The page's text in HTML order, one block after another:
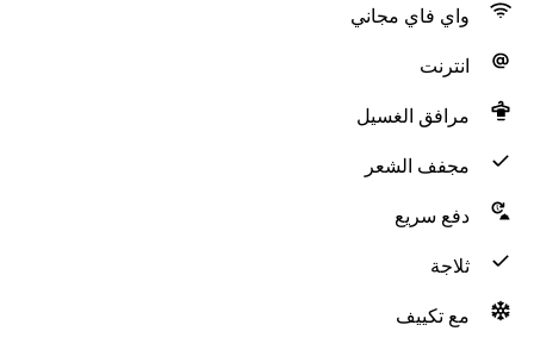
واي فاي مجاني
انترنت
مرافق الغسيل
مجفف الشعر
دفع سريع
ثلاجة
مع تكييف